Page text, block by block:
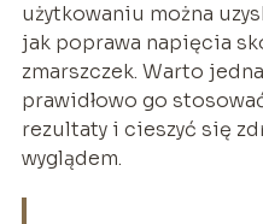
użytkowaniu można
jak poprawa napięcia
zmarszczek. Warto
prawidłowo go
rezultaty i cieszyć się
wyglądem.